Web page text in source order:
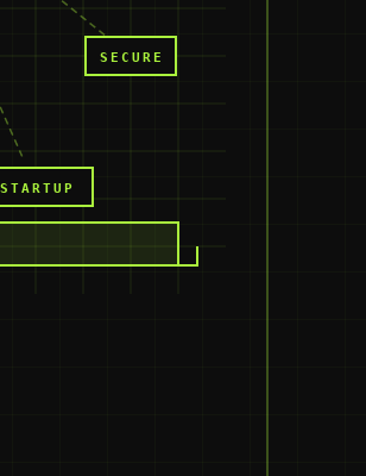
SECURE
STARTUP